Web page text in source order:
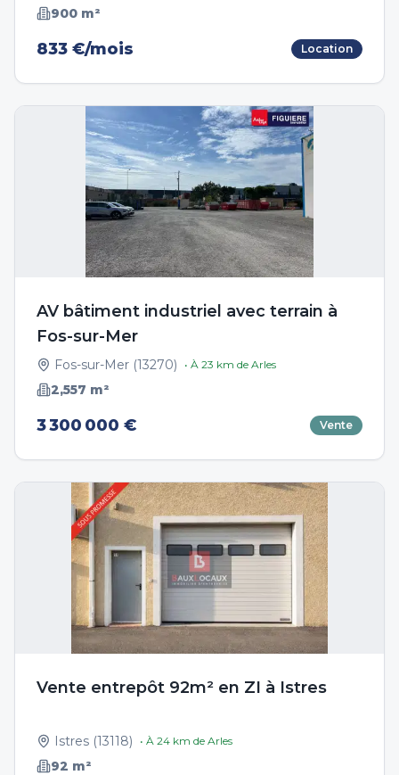
900 m²
833 €/mois Location
AV bâtiment industriel avec terrain à
Fos-sur-Mer
Fos-sur-Mer (13270) • À 23 km de Arles
2,557 m²
3 300 000 € Vente
Vente entrepôt 92m² en ZI à Istres
Istres (13118) • À 24 km de Arles
92 m²